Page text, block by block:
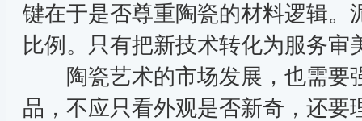
键在于是否尊重陶瓷的材料逻辑
比例。只有把新技术转化为服务
陶瓷艺术的市场发展，也需要
品，不应只看外观是否新奇，还